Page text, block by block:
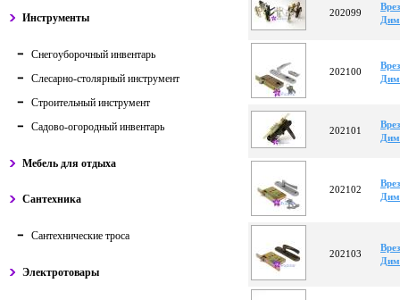
Инструменты
Снегоуборочный инвентарь
Слесарно-столярный инструмент
Строительный инструмент
Садово-огородный инвентарь
Мебель для отдыха
Сантехника
Сантехнические троса
Электротовары
202099
202100
202101
202102
202103